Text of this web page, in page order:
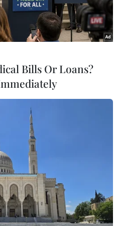
có sự cố đặc biệt xảy
được đánh giá nằm
cầu kiểm tra kiến thức
có sai sót cả về nội
quá khó.
Hội đồng tuyển sinh
quan chức năng địa
ra an toàn, không có
thành phố lớn.
do ngộ độc thực phẩm
cấp điện, nước trong
định...
Bills Or Loans?